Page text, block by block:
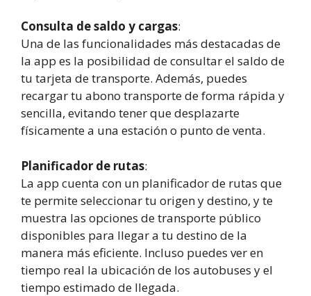
Consulta de saldo y cargas:
Una de las funcionalidades más destacadas de
la app es la posibilidad de consultar el saldo de
tu tarjeta de transporte. Además, puedes
recargar tu abono transporte de forma rápida y
sencilla, evitando tener que desplazarte
físicamente a una estación o punto de venta.
Planificador de rutas:
La app cuenta con un planificador de rutas que
te permite seleccionar tu origen y destino, y te
muestra las opciones de transporte público
disponibles para llegar a tu destino de la
manera más eficiente. Incluso puedes ver en
tiempo real la ubicación de los autobuses y el
tiempo estimado de llegada.